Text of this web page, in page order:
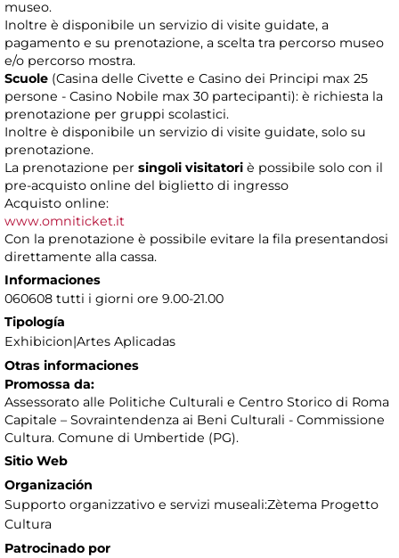
museo.
Inoltre è disponibile un servizio di visite guidate, a
pagamento e su prenotazione, a scelta tra percorso museo
e/o percorso mostra.
Scuole (Casina delle Civette e Casino dei Principi max 25
persone - Casino Nobile max 30 partecipanti): è richiesta la
prenotazione per gruppi scolastici.
Inoltre è disponibile un servizio di visite guidate, solo su
prenotazione.
La prenotazione per singoli visitatori è possibile solo con il
pre-acquisto online del biglietto di ingresso
Acquisto online:
www.omniticket.it
Con la prenotazione è possibile evitare la fila presentandosi
direttamente alla cassa.
Informaciones
060608 tutti i giorni ore 9.00-21.00
Tipología
Exhibicion|Artes Aplicadas
Otras informaciones
Promossa da:
Assessorato alle Politiche Culturali e Centro Storico di Roma
Capitale – Sovraintendenza ai Beni Culturali - Commissione
Cultura. Comune di Umbertide (PG).
Sitio Web
Organización
Supporto organizzativo e servizi museali:Zètema Progetto
Cultura
Patrocinado por